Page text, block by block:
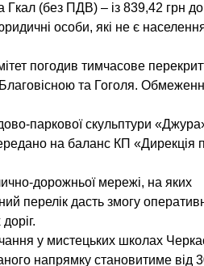
Гкал (без ПДВ) – із 839,42 грн
особи, які не є
погодив тимчасове
та Гоголя.
паркової скульптури
на баланс КП «Дирекція
дорожньої мережі, на яких
перелік дасть змогу
у мистецьких школах
напрямку становитиме від